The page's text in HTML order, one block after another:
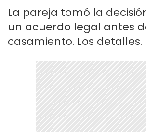
La pareja tomó la
un acuerdo legal antes
casamiento. Los detalles.